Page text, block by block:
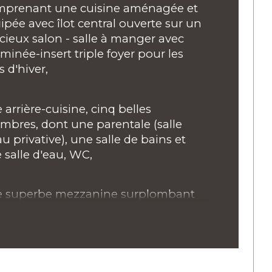
salle de bains
une cuisine aménagée et
avec îlot central ouverte sur un
salon - salle à manger avec
insert triple foyer pour les
d'hiver,
arrière-cuisine, cinq belles
dont une parentale (salle
privative), une salle de bains et
salle d'eau, WC,
superbe mezzanine surplombant
dépendances dont une